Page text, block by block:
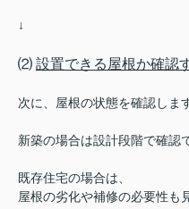
↓
⑵ 設置できる屋根か確認
次に、屋根の状態を確認しま
新築の場合は設計段階で確認
既存住宅の場合は、
屋根の劣化や補修の必要性も